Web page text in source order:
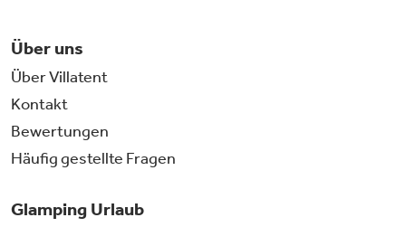
Über uns
Über Villatent
Kontakt
Bewertungen
Häufig gestellte Fragen
Glamping Urlaub